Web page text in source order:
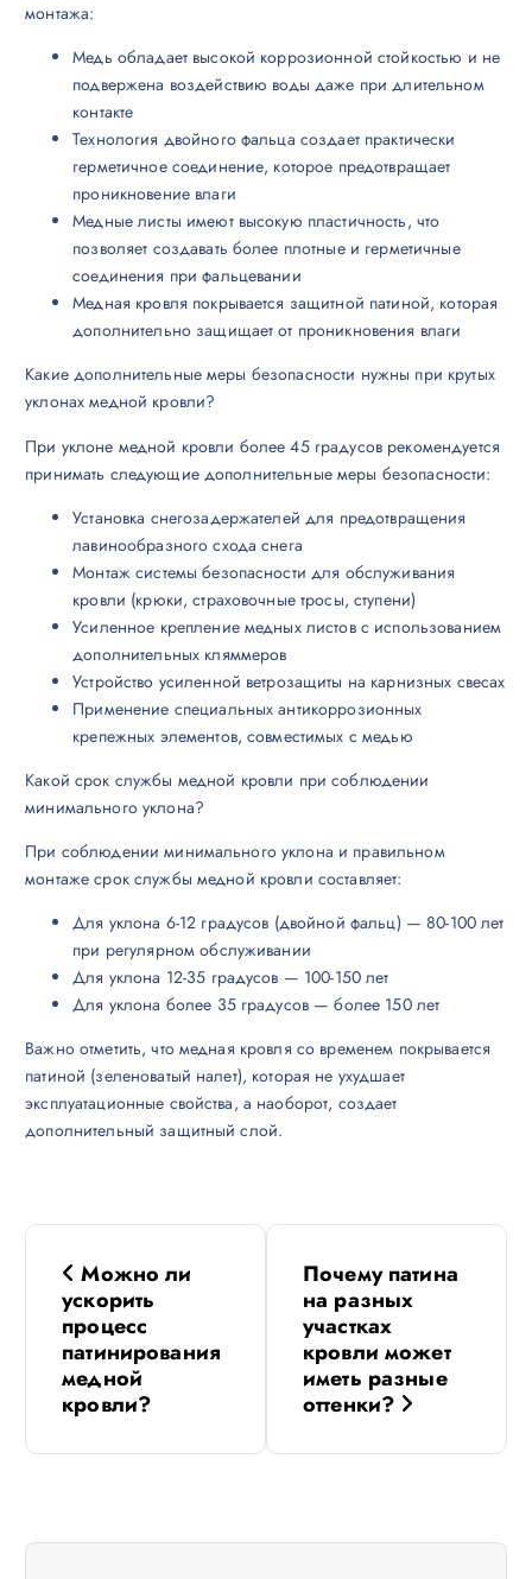
монтажа:
Медь обладает высокой коррозионной стойкостью и не
подвержена воздействию воды даже при длительном
контакте
Технология двойного фальца создает практически
герметичное соединение, которое предотвращает
проникновение влаги
Медные листы имеют высокую пластичность, что
позволяет создавать более плотные и герметичные
соединения при фальцевании
Медная кровля покрывается защитной патиной, которая
дополнительно защищает от проникновения влаги
Какие дополнительные меры безопасности нужны при крутых
уклонах медной кровли?
При уклоне медной кровли более 45 градусов рекомендуется
принимать следующие дополнительные меры безопасности:
Установка снегозадержателей для предотвращения
лавинообразного схода снега
Монтаж системы безопасности для обслуживания
кровли (крюки, страховочные тросы, ступени)
Усиленное крепление медных листов с использованием
дополнительных кляммеров
Устройство усиленной ветрозащиты на карнизных свесах
Применение специальных антикоррозионных
крепежных элементов, совместимых с медью
Какой срок службы медной кровли при соблюдении
минимального уклона?
При соблюдении минимального уклона и правильном
монтаже срок службы медной кровли составляет:
Для уклона 6-12 градусов (двойной фальц) — 80-100 лет
при регулярном обслуживании
Для уклона 12-35 градусов — 100-150 лет
Для уклона более 35 градусов — более 150 лет
Важно отметить, что медная кровля со временем покрывается
патиной (зеленоватый налет), которая не ухудшает
эксплуатационные свойства, а наоборот, создает
дополнительный защитный слой.
Н
а
Можно ли
ускорить
процесс
патинирования
медной
кровли?
Почему патина
на разных
участках
кровли может
иметь разные
оттенки?